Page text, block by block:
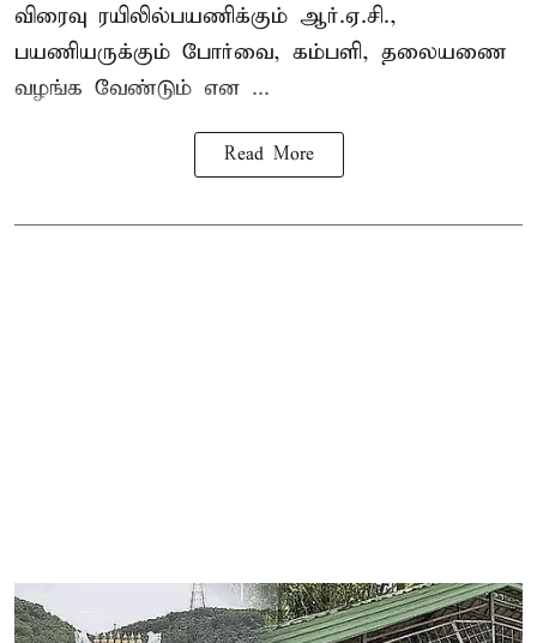
விரைவு ரயிலில்பயணிக்கும் ஆர்.ஏ.சி.,
பயணியருக்கும் போர்வை, கம்பளி, தலையணை
வழங்க வேண்டும் என ...
Read More